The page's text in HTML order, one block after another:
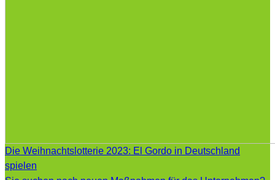
Die Weihnachtslotterie 2023: El Gordo in Deutschland
spielen